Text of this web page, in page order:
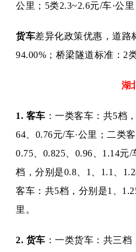
公里；5类2.3~2.6元/车·公里
货车差异化政策优惠，道路
94.00%；桥梁隧道标准：2
湖
1. 客车 ：一类客车：共5档
64、0.76元/车·公里；二类
0.75、0.825、0.96、1.14元
档，分别是0.8、1、1.1、
客车：共5档，分别是1、
里。
2. 货车 ：一类货车：共三档